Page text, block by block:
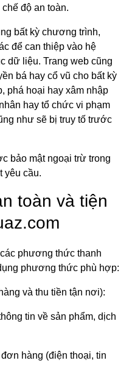
độ an toàn.
bất kỳ chương trình,
để can thiệp vào hệ
dữ liệu. Trang web cũng
bá hay cổ vũ cho bất kỳ
phá hoại hay xâm nhập
hay tổ chức vi phạm
như sẽ bị truy tố trước
bảo mật ngoại trừ trong
yêu cầu.
toàn và tiện
phương thức thanh
phương thức phù hợp:
và thu tiền tận nơi):
tin về sản phẩm, dịch
hàng (điện thoại, tin